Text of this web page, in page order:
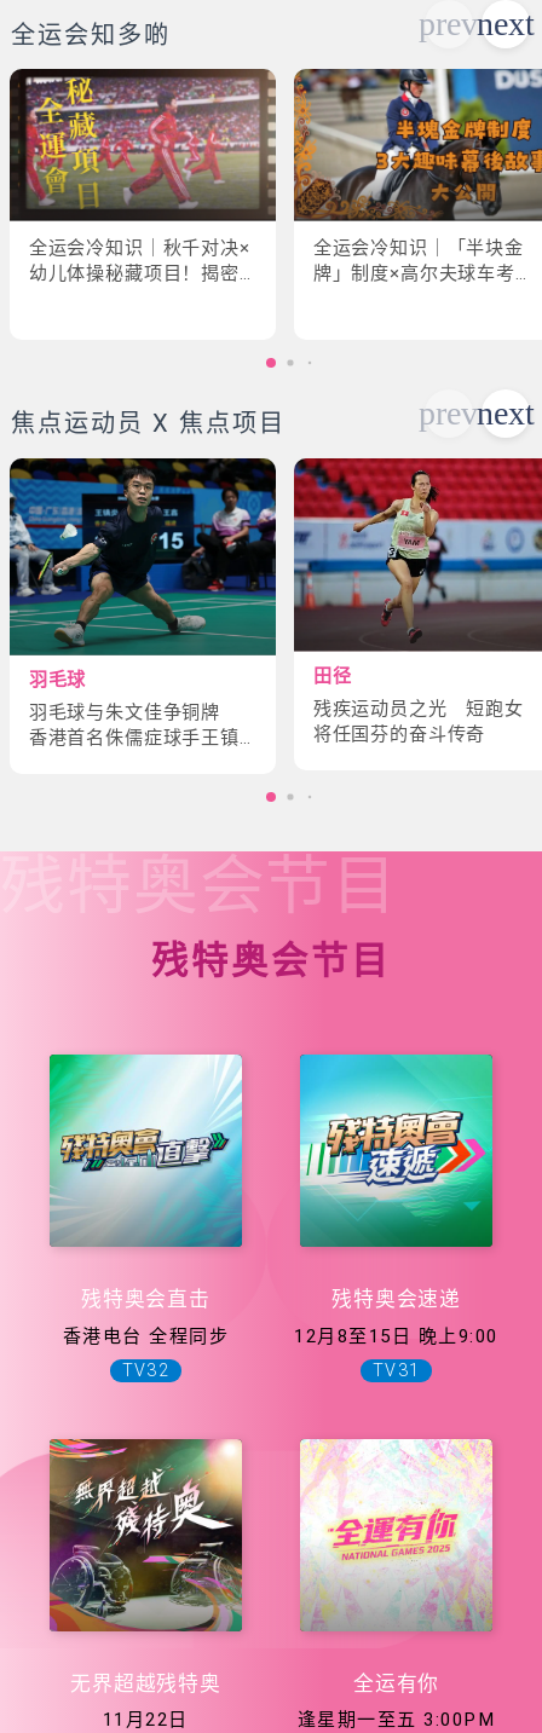
全运会知多啲
全运会冷知识｜秋千对决×
幼儿体操秘藏项目！揭密
全运会冷知识｜「半块金
牌」制度×高尔夫球车考牌
焦点运动员 X 焦点项目
羽毛球
羽毛球与朱文佳争铜牌
香港首名侏儒症球手王镇
田径
残疾运动员之光 短跑女
将任国芬的奋斗传奇
残特奥会节目
残特奥会节目
残特奥会直击
香港电台 全程同步
TV32
残特奥会速递
12月8至15日 晚上9:00
TV31
无界超越残特奥
11月22日
全运有你
逢星期一至五 3:00PM